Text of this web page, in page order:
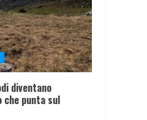
diventano
che punta sul